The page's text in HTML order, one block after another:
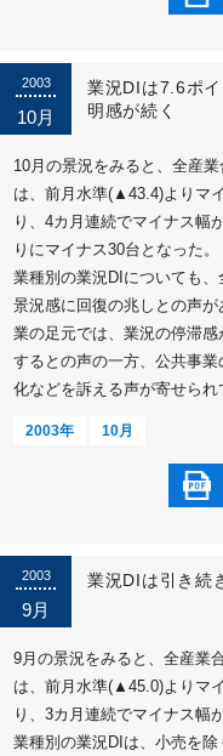
2003
10月
業況DIは7.6ポ
明感が続く
10月の景況をみると、全産
は、前月水準(▲43.4)よりマ
り、4カ月連続でマイナス幅
りにマイナス30台となった。
業種別の業況DIについても、
景況感に回復の兆しとの声
業の足元では、業況の停滞
するとの声の一方、公共事
化などを訴える声が寄せられ
2003年 10月
2003
9月
業況DIは引き続
9月の景況をみると、全産業
は、前月水準(▲45.0)よりマ
り、3カ月連続でマイナス幅
業種別の業況DIは、小売を